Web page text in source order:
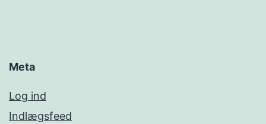
Meta
Log ind
Indlægsfeed